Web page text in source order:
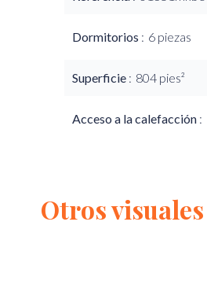
Dormitorios 6 piezas
Superficie 804 pies²
Acceso a la calefacción
Otros visuales